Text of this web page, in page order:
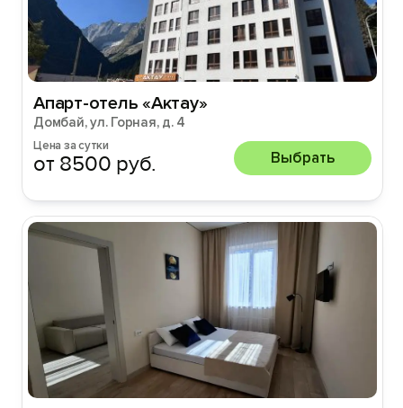
Апарт-отель «Актау»
Домбай, ул. Горная, д. 4
Цена за сутки
от 8500 руб. Выбрать